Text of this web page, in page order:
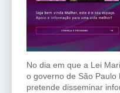
No dia em que a Lei
o governo de São Paulo
pretende disseminar